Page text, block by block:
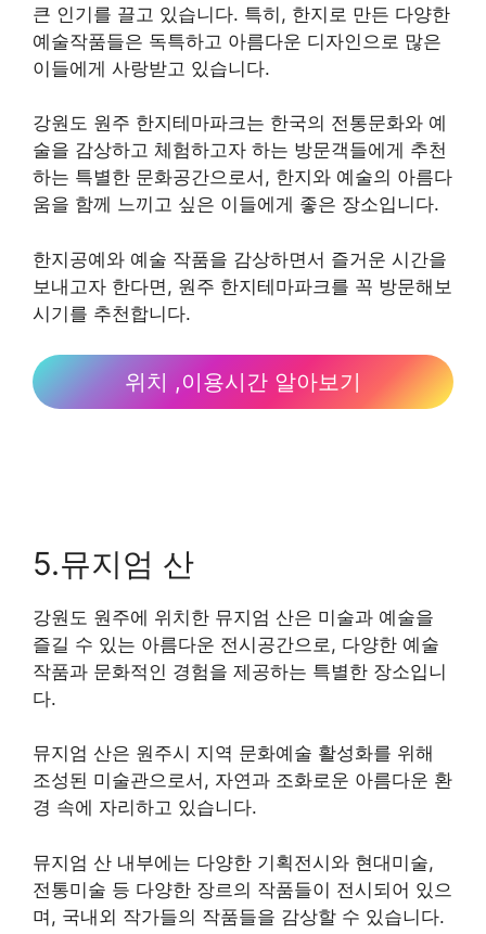
큰 인기를 끌고 있습니다. 특히, 한지로 만든 다양한
예술작품들은 독특하고 아름다운 디자인으로 많은
이들에게 사랑받고 있습니다.
강원도 원주 한지테마파크는 한국의 전통문화와 예
술을 감상하고 체험하고자 하는 방문객들에게 추천
하는 특별한 문화공간으로서, 한지와 예술의 아름다
움을 함께 느끼고 싶은 이들에게 좋은 장소입니다.
한지공예와 예술 작품을 감상하면서 즐거운 시간을
보내고자 한다면, 원주 한지테마파크를 꼭 방문해보
시기를 추천합니다.
위치 ,이용시간 알아보기
5.뮤지엄 산
강원도 원주에 위치한 뮤지엄 산은 미술과 예술을
즐길 수 있는 아름다운 전시공간으로, 다양한 예술
작품과 문화적인 경험을 제공하는 특별한 장소입니
다.
뮤지엄 산은 원주시 지역 문화예술 활성화를 위해
조성된 미술관으로서, 자연과 조화로운 아름다운 환
경 속에 자리하고 있습니다.
뮤지엄 산 내부에는 다양한 기획전시와 현대미술,
전통미술 등 다양한 장르의 작품들이 전시되어 있으
며, 국내외 작가들의 작품들을 감상할 수 있습니다.